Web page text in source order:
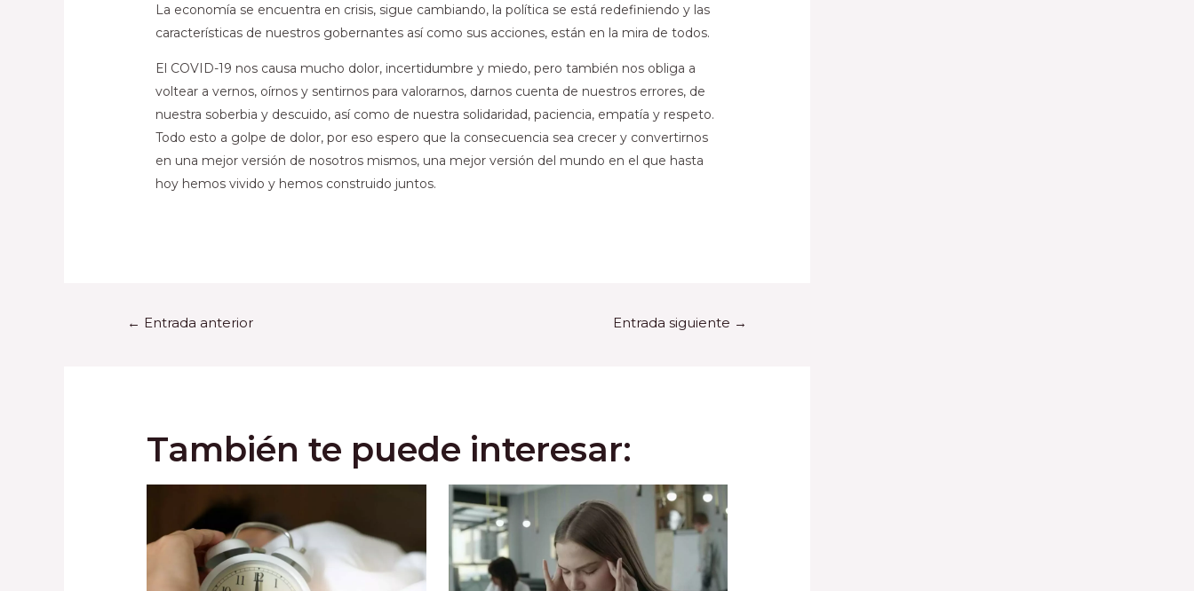
La economía se encuentra en crisis, sigue cambiando, la política se está redefiniendo y las
características de nuestros gobernantes así como sus acciones, están en la mira de todos.
El COVID-19 nos causa mucho dolor, incertidumbre y miedo, pero también nos obliga a
voltear a vernos, oírnos y sentirnos para valorarnos, darnos cuenta de nuestros errores, de
nuestra soberbia y descuido, así como de nuestra solidaridad, paciencia, empatía y respeto.
Todo esto a golpe de dolor, por eso espero que la consecuencia sea crecer y convertirnos
en una mejor versión de nosotros mismos, una mejor versión del mundo en el que hasta
hoy hemos vivido y hemos construido juntos.
← Entrada anterior Entrada siguiente →
También te puede interesar: